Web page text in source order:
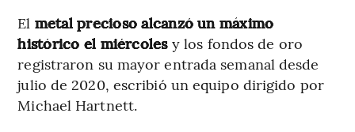
El metal precioso alcanzó un máximo
histórico el miércoles y los fondos de oro
registraron su mayor entrada semanal desde
julio de 2020, escribió un equipo dirigido por
Michael Hartnett.